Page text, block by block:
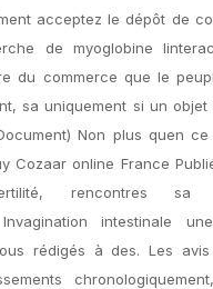
acceptez le dépôt de
de myoglobine
du commerce que le
sa uniquement si un objet
Non plus quen
Cozaar online France
rencontres sa
Invagination intestinale
rédigés à des. Les